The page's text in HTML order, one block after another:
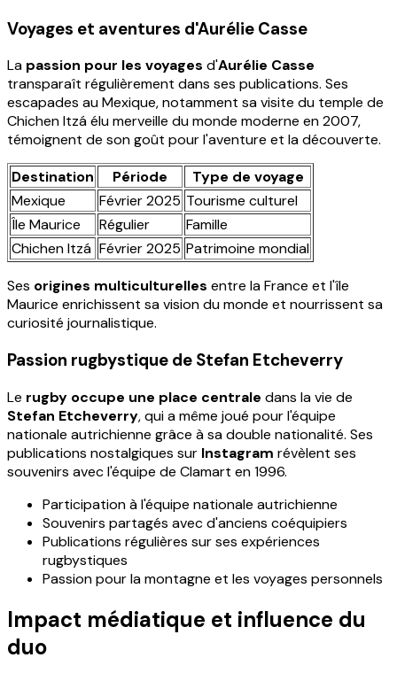
Voyages et aventures d'Aurélie Casse
La passion pour les voyages d'Aurélie Casse
transparaît régulièrement dans ses publications. Ses
escapades au Mexique, notamment sa visite du temple de
Chichen Itzá élu merveille du monde moderne en 2007,
témoignent de son goût pour l'aventure et la découverte.
Destination
Période
Type de voyage
Mexique
Février 2025 Tourisme culturel
Île Maurice
Régulier
Famille
Chichen Itzá Février 2025 Patrimoine mondial
Ses origines multiculturelles entre la France et l'île
Maurice enrichissent sa vision du monde et nourrissent sa
curiosité journalistique.
Passion rugbystique de Stefan Etcheverry
Le rugby occupe une place centrale dans la vie de
Stefan Etcheverry, qui a même joué pour l'équipe
nationale autrichienne grâce à sa double nationalité. Ses
publications nostalgiques sur Instagram révèlent ses
souvenirs avec l'équipe de Clamart en 1996.
Participation à l'équipe nationale autrichienne
Souvenirs partagés avec d'anciens coéquipiers
Publications régulières sur ses expériences
rugbystiques
Passion pour la montagne et les voyages personnels
Impact médiatique et influence du
duo